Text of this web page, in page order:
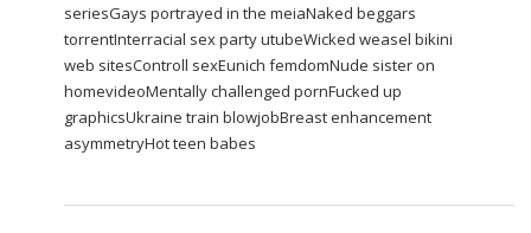
seriesGays portrayed in the meiaNaked beggars
torrentInterracial sex party utubeWicked weasel bikini
web sitesControll sexEunich femdomNude sister on
homevideoMentally challenged pornFucked up
graphicsUkraine train blowjobBreast enhancement
asymmetryHot teen babes